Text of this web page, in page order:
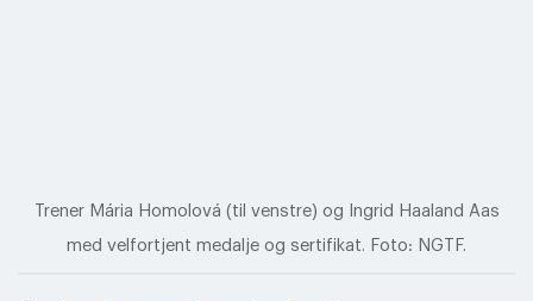
Trener Mária Homolová (til venstre) og Ingrid Haaland Aas
med velfortjent medalje og sertifikat. Foto: NGTF.